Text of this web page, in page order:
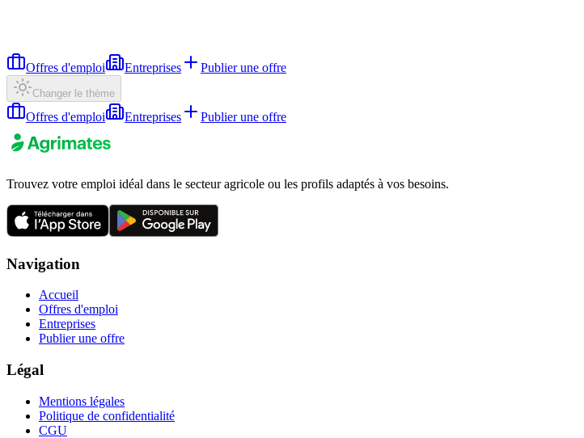
Offres d'emploi Entreprises Publier une offre
Changer le thème
Offres d'emploi Entreprises Publier une offre
Trouvez votre emploi idéal dans le secteur agricole ou les profils adaptés à vos besoins.
Navigation
Accueil
Offres d'emploi
Entreprises
Publier une offre
Légal
Mentions légales
Politique de confidentialité
CGU